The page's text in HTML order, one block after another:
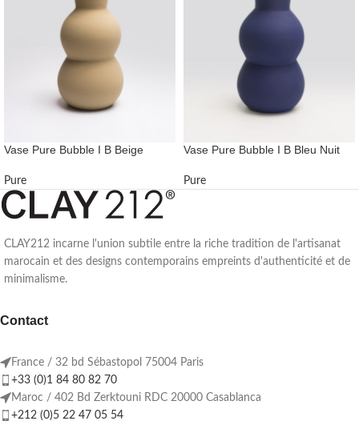
Vase Pure Bubble I B Beige
Pure
Vase Pure Bubble I B Bleu Nuit
Pure
CLAY212 incarne l'union subtile entre la riche tradition de l'artisanat
marocain et des designs contemporains empreints d'authenticité et de
minimalisme.
Contact
France / 32 bd Sébastopol 75004 Paris
+33 (0)1 84 80 82 70
Maroc / 402 Bd Zerktouni RDC 20000 Casablanca
+212 (0)5 22 47 05 54